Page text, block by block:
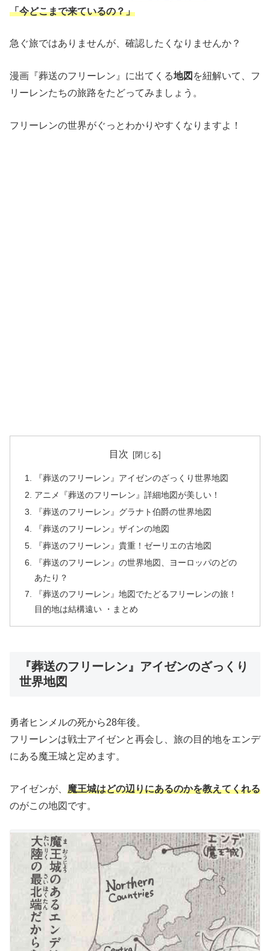
「今どこまで来ているの？」
急ぐ旅ではありませんが、確認したくなりませんか？
漫画『葬送のフリーレン』に出てくる地図 を紐解いて、フ
リーレンたちの旅路をたどってみましょう。
フリーレンの世界がぐっとわかりやすくなりますよ！
目次
『葬送のフリーレン』アイゼンのざっくり世界地図
アニメ『葬送のフリーレン』詳細地図が美しい！
『葬送のフリーレン』グラナト伯爵の世界地図
『葬送のフリーレン』ザインの地図
『葬送のフリーレン』貴重！ゼーリエの古地図
『葬送のフリーレン』の世界地図、ヨーロッパのどの
あたり？
『葬送のフリーレン』地図でたどるフリーレンの旅！
目的地は結構遠い ・まとめ
『葬送のフリーレン』アイゼンのざっくり
世界地図
勇者ヒンメルの死から28年後。
フリーレンは戦士アイゼンと再会し、旅の目的地をエンデ
にある魔王城と定めます。
アイゼンが、 魔王城はどの辺りにあるのかを教えてくれる
のがこの地図です。